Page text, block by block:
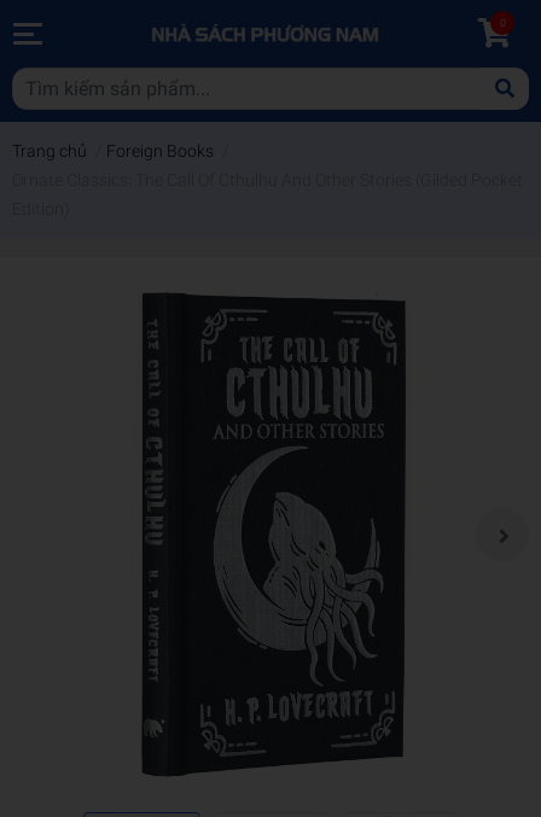
0
Trang chủ Foreign Books